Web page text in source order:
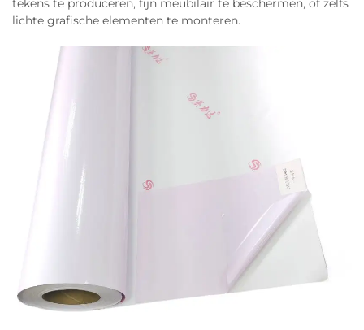
tekens te produceren, fijn meubilair te beschermen, of zelfs
lichte grafische elementen te monteren.